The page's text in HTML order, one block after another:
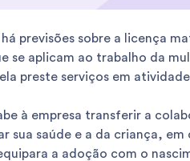
previsões sobre a licença
se aplicam ao trabalho da
preste serviços em
à empresa transferir a
sua saúde e a da criança,
a adoção com o